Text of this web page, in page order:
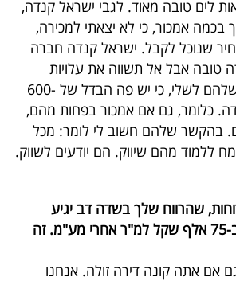
לים טובה מאוד. לגבי ישראל קנדה,
בכמה אמכור, כי לא יצאתי למכירה,
שנוכל לקבל. ישראל קנדה חברה
טובה אבל אל תשווה את עלויות
המימון של המגרש שלהם לשלי, כי יש פה הבדל של 600-
כלומר, גם אם אמכור בפחות מהם,
בהקשר שלהם חשוב לי לומר: מכל
ללמוד מהם שיווק. הם יודעים לשווק.
שהרווח שלך בשדה דב יגיע
ל-26%, אם תמכור ב-75 אלף שקל למ"ר אחרי מע"מ. זה
אם אתה קונה דירה זולה. אנחנו